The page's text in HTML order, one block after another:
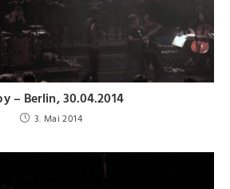
– Berlin, 30.04.2014
3. Mai 2014